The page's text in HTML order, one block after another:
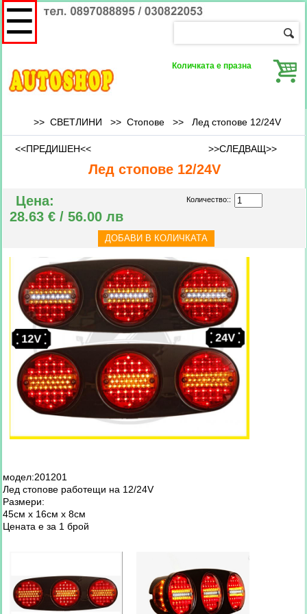
Количката е празна
☰
>> СВЕТЛИНИ >> Стопове>> Лед стопове 12/24V
<<ПРЕДИШЕН<< >>СЛЕДВАЩ>>
Лед стопове 12/24V
Цена:
28.63 € / 56.00 лв
Количество::
модел:201201
Лед стопове работещи на 12/24V
Размери:
45см х 16см х 8см
Цената е за 1 брой